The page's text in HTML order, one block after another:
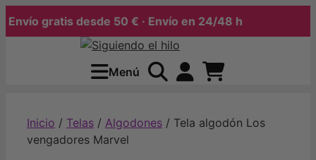
gratis desde 50 € · Envío en 24/48 h
Menú
Inicio / Telas / Algodones / Tela algodón Los
vengadores Marvel